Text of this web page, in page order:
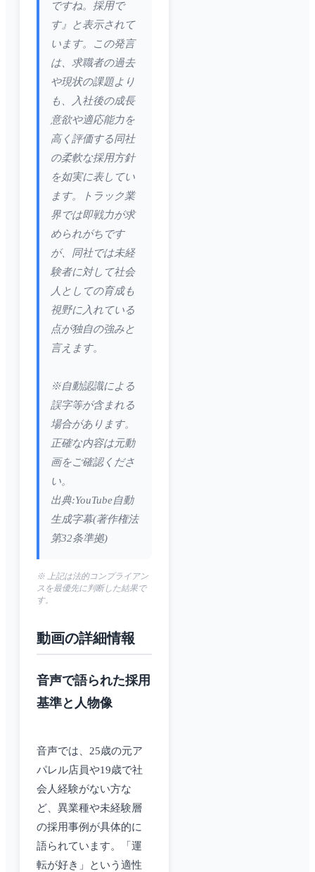
ですね。採用で
す』と表示されて
います。この発言
は、求職者の過去
や現状の課題より
も、入社後の成長
意欲や適応能力を
高く評価する同社
の柔軟な採用方針
を如実に表してい
ます。トラック業
界では即戦力が求
められがちです
が、同社では未経
験者に対して社会
人としての育成も
視野に入れている
点が独自の強みと
言えます。
※自動認識による
誤字等が含まれる
場合があります。
正確な内容は元動
画をご確認くださ
い。
出典:YouTube自動
生成字幕(著作権法
第32条準拠)
※ 上記は法的コンプライアン
スを最優先に判断した結果で
す。
動画の詳細情報
音声で語られた採用
基準と人物像
音声では、25歳の元ア
パレル店員や19歳で社
会人経験がない方な
ど、異業種や未経験層
の採用事例が具体的に
語られています。「運
転が好き」という適性